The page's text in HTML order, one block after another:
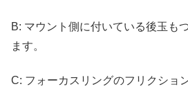
B: マウント側に付いている後玉も
ます。
C: フォーカスリングのフリクショ